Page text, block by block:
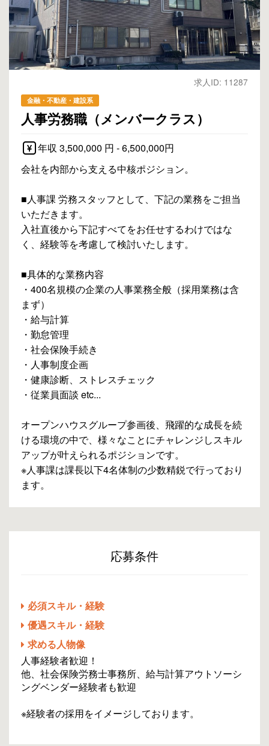
求人ID: 11287
金融・不動産・建設系
人事労務職（メンバークラス）
年収 3,500,000 円 - 6,500,000円
会社を内部から支える中核ポジション。
■人事課 労務スタッフとして、下記の業務をご担当
いただきます。
入社直後から下記すべてをお任せするわけではな
く、経験等を考慮して検討いたします。
■具体的な業務内容
・400名規模の企業の人事業務全般（採用業務は含
まず）
・給与計算
・勤怠管理
・社会保険手続き
・人事制度企画
・健康診断、ストレスチェック
・従業員面談 etc...
オープンハウスグループ参画後、飛躍的な成長を続
ける環境の中で、様々なことにチャレンジしスキル
アップが叶えられるポジションです。
※人事課は課長以下4名体制の少数精鋭で行っており
ます。
応募条件
必須スキル・経験
優遇スキル・経験
求める人物像
人事経験者歓迎！
他、社会保険労務士事務所、給与計算アウトソーシ
ングベンダー経験者も歓迎
※経験者の採用をイメージしております。